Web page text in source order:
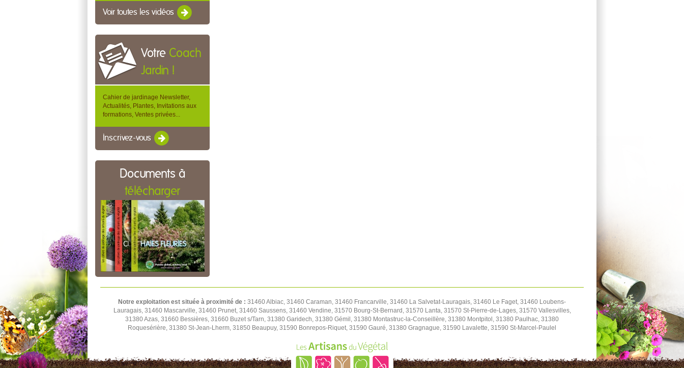
Voir toutes les vidéos
Votre Coach
Jardin !
Cahier de jardinage Newsletter,
Actualités, Plantes, Invitations aux
formations, Ventes privées...
Inscrivez-vous
Documents à
télécharger
Notre exploitation est située à proximité de : 31460 Albiac, 31460 Caraman, 31460 Francarville, 31460 La Salvetat-Lauragais, 31460 Le Faget, 31460 Loubens-
Lauragais, 31460 Mascarville, 31460 Prunet, 31460 Saussens, 31460 Vendine, 31570 Bourg-St-Bernard, 31570 Lanta, 31570 St-Pierre-de-Lages, 31570 Vallesvilles,
31380 Azas, 31660 Bessières, 31660 Buzet s/Tarn, 31380 Garidech, 31380 Gémil, 31380 Montastruc-la-Conseillère, 31380 Montpitol, 31380 Paulhac, 31380
Roquesérière, 31380 St-Jean-Lherm, 31850 Beaupuy, 31590 Bonrepos-Riquet, 31590 Gauré, 31380 Gragnague, 31590 Lavalette, 31590 St-Marcel-Paulel